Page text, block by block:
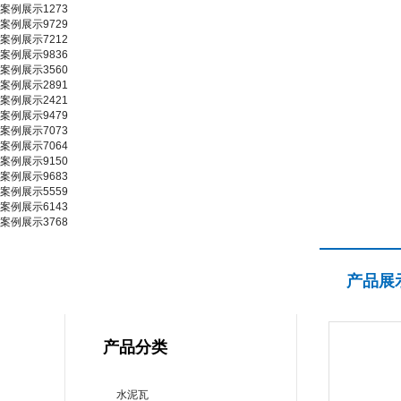
案例展示1273
案例展示9729
案例展示7212
案例展示9836
案例展示3560
案例展示2891
案例展示2421
案例展示9479
案例展示7073
案例展示7064
案例展示9150
案例展示9683
案例展示5559
案例展示6143
案例展示3768
产品分类
水泥瓦
产品展